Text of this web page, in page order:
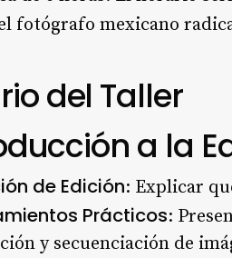
fotógrafo mexicano
del Taller
a la
de Edición: Explicar
Prácticos:
y secuenciación de